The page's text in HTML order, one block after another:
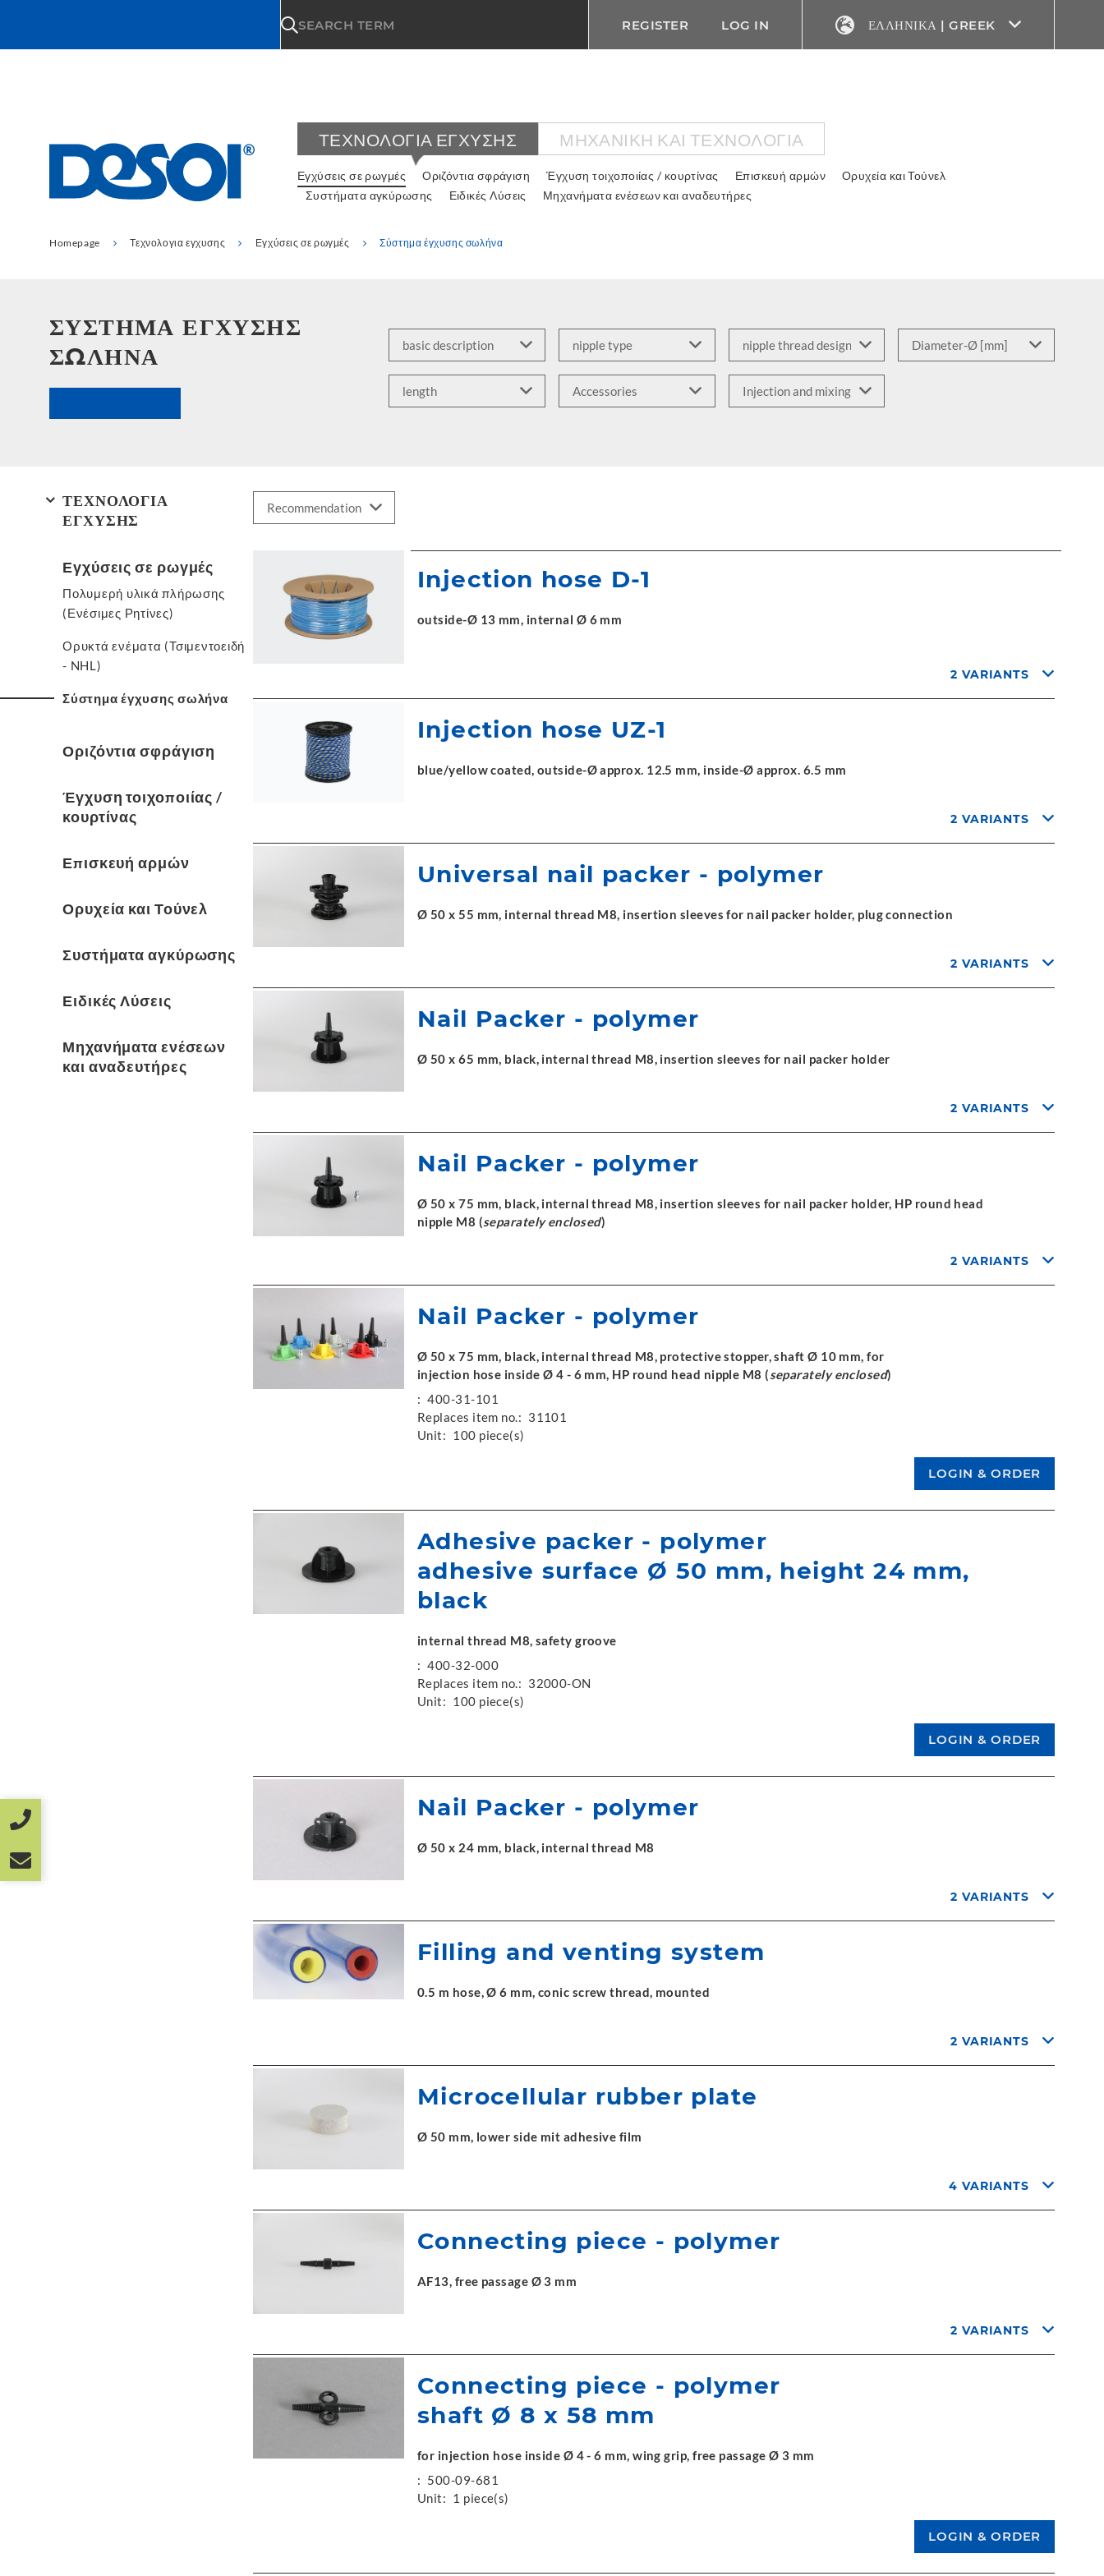
SEARCH TERM REGISTER LOG IN ΕΛΛΗΝΙΚΆ | GREEK
ΤΕΧΝΟΛΟΓΙΑ ΕΓΧΥΣΗΣ ΜΗΧΑΝΙΚΉ ΚΑΙ ΤΕΧΝΟΛΟΓΊΑ
Εγχύσεις σε ρωγμές Οριζόντια σφράγιση Έγχυση τοιχοποιίας / κουρτίνας Επισκευή αρμών
Ορυχεία και Τούνελ
Συστήματα αγκύρωσης
Ειδικές Λύσεις Μηχανήματα ενέσεων και αναδευτήρες
Homepage Τεχνολογια εγχυσης Εγχύσεις σε ρωγμές Σύστημα έγχυσης σωλήνα
ΣΎΣΤΗΜΑ ΈΓΧΥΣΗΣ
ΣΩΛΉΝΑ
ΤΕΧΝΟΛΟΓΙΑ
ΕΓΧΥΣΗΣ
Εγχύσεις σε ρωγμές
Πολυμερή υλικά πλήρωσης
(Ενέσιμες Ρητίνες)
Ορυκτά ενέματα (Τσιμεντοειδή
- NHL)
Σύστημα έγχυσης σωλήνα
Οριζόντια σφράγιση
Έγχυση τοιχοποιίας /
κουρτίνας
Επισκευή αρμών
Ορυχεία και Τούνελ
Συστήματα αγκύρωσης
Ειδικές Λύσεις
Μηχανήματα ενέσεων
και αναδευτήρες
Injection hose D-1
outside-Ø 13 mm, internal Ø 6 mm
2 VARIANTS
Injection hose UZ-1
blue/yellow coated, outside-Ø approx. 12.5 mm, inside-Ø approx. 6.5 mm
2 VARIANTS
Universal nail packer - polymer
Ø 50 x 55 mm, internal thread M8, insertion sleeves for nail packer holder, plug connection
2 VARIANTS
Nail Packer - polymer
Ø 50 x 65 mm, black, internal thread M8, insertion sleeves for nail packer holder
2 VARIANTS
Nail Packer - polymer
Ø 50 x 75 mm, black, internal thread M8, insertion sleeves for nail packer holder, HP round head
nipple M8 (separately enclosed)
2 VARIANTS
Nail Packer - polymer
Ø 50 x 75 mm, black, internal thread M8, protective stopper, shaft Ø 10 mm, for
injection hose inside Ø 4 - 6 mm, HP round head nipple M8 (separately enclosed)
: 400-31-101
Replaces item no.: 31101
Unit: 100 piece(s)
Adhesive packer - polymer
adhesive surface Ø 50 mm, height 24 mm,
black
internal thread M8, safety groove
: 400-32-000
Replaces item no.: 32000-ON
Unit: 100 piece(s)
Nail Packer - polymer
Ø 50 x 24 mm, black, internal thread M8
2 VARIANTS
Filling and venting system
0.5 m hose, Ø 6 mm, conic screw thread, mounted
2 VARIANTS
Microcellular rubber plate
Ø 50 mm, lower side mit adhesive film
4 VARIANTS
Connecting piece - polymer
AF13, free passage Ø 3 mm
2 VARIANTS
Connecting piece - polymer
shaft Ø 8 x 58 mm
for injection hose inside Ø 4 - 6 mm, wing grip, free passage Ø 3 mm
: 500-09-681
Unit: 1 piece(s)